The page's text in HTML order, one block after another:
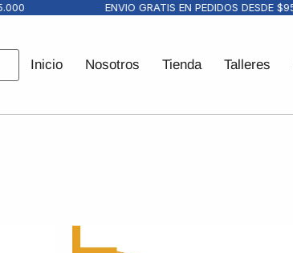
ENVIO GRATIS EN PEDIDOS DESDE $95.000
Inicio Nosotros Tienda Talleres